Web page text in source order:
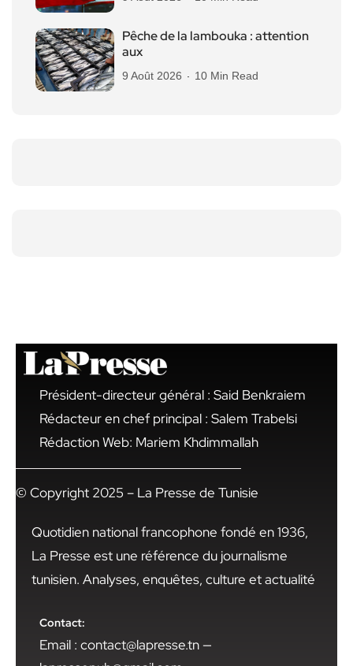
Pêche de la lambouka : attention
aux
9 Août 2026 10 Min Read
Président-directeur général : Said Benkraiem
Rédacteur en chef principal : Salem Trabelsi
Rédaction Web: Mariem Khdimmallah
© Copyright 2025 – La Presse de Tunisie
Quotidien national francophone fondé en 1936,
La Presse est une référence du journalisme
tunisien. Analyses, enquêtes, culture et actualité
Contact:
Email : contact@lapresse.tn —